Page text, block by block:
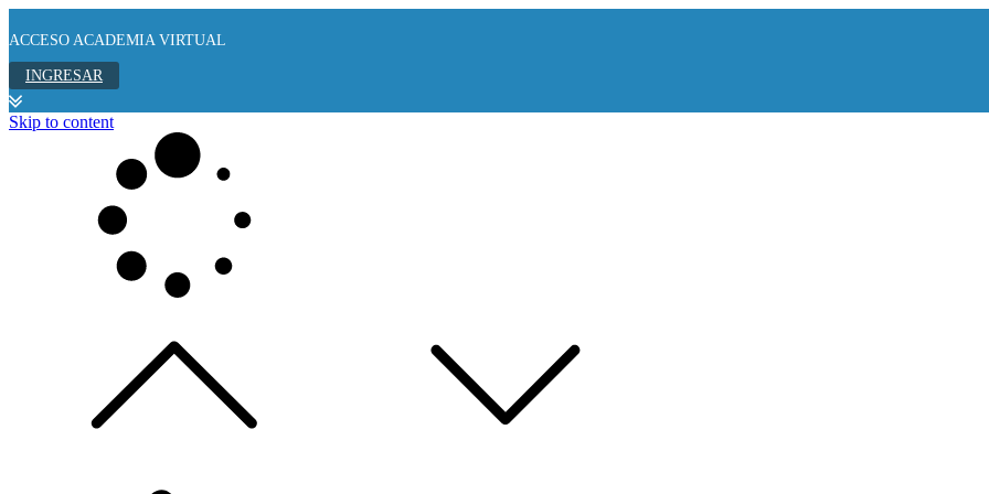
ACCESO ACADEMIA VIRTUAL
INGRESAR
Skip to content